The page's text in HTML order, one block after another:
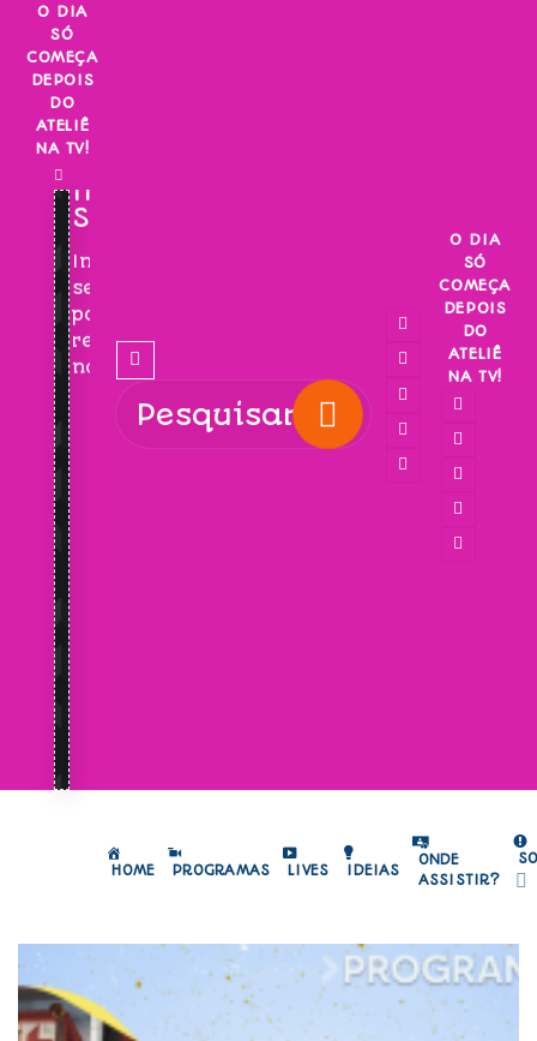
Skip
content
O DIA
SÓ
COMEÇA
DEPOIS
DO
ATELIÊ
NA TV!
INSCREVA-
SE!
Inscreva-
se
para
receber
novidades!
O DIA
SÓ
COMEÇA
DEPOIS
DO
ATELIÊ
NA TV!
HOME PROGRAMAS LIVES IDEIAS
ONDE
ASSISTIR?